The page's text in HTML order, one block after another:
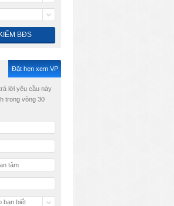
Đặt hẹn xem VP
lời yêu cầu này
trong vòng 30
bạn biết